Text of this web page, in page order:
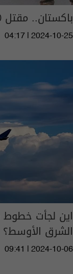
باكستان.. مقتل 10 شرطيين في هجوم إرهابي
04:17 | 2024-10-25
اين لجأت خطوط
الشرق الأوسط؟
09:41 | 2024-10-06